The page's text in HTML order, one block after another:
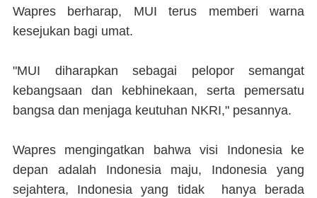
Wapres berharap, MUI terus memberi warna
kesejukan bagi umat.
"MUI diharapkan sebagai pelopor semangat
kebangsaan dan kebhinekaan, serta pemersatu
bangsa dan menjaga keutuhan NKRI," pesannya.
Wapres mengingatkan bahwa visi Indonesia ke
depan adalah Indonesia maju, Indonesia yang
sejahtera, Indonesia yang tidak hanya berada